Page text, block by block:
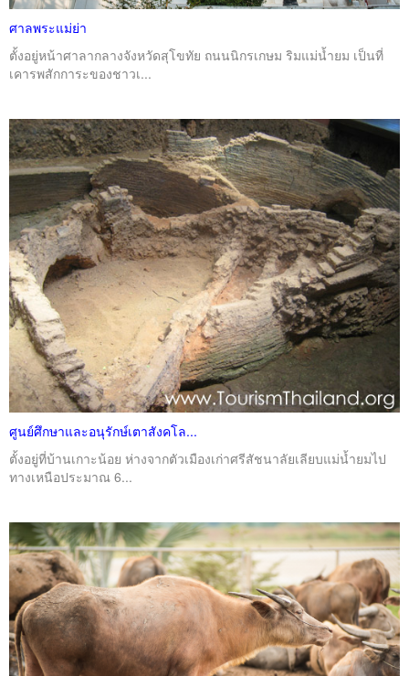
ศาลพระแม่ย่า
ตั้งอยู่หน้าศาลากลางจังหวัดสุโขทัย ถนนนิกรเกษม ริมแม่น้ำยม เป็นที่
เคารพสักการะของชาวเ...
ศูนย์ศึกษาและอนุรักษ์เตาสังคโล...
ตั้งอยู่ที่บ้านเกาะน้อย ห่างจากตัวเมืองเก่าศรีสัชนาลัยเลียบแม่น้ำยมไป
ทางเหนือประมาณ 6...